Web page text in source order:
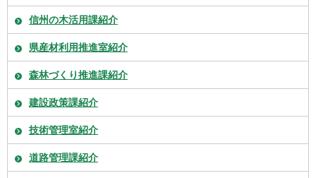
信州の木活用課紹介
県産材利用推進室紹介
森林づくり推進課紹介
建設政策課紹介
技術管理室紹介
道路管理課紹介